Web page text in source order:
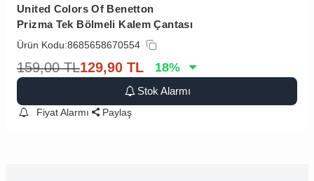
United Colors Of Benetton
Prizma Tek Bölmeli Kalem Çantası
Ürün Kodu:8685658670554
159,00 TL129,90 TL 18%
Stok Alarmı
Fiyat Alarmı Paylaş